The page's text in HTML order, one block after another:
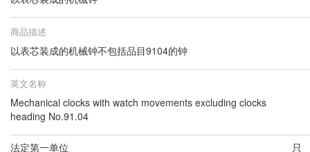
商品描述
以表芯装成的机械钟不包括品目9104的钟
英文名称
Mechanical clocks with watch movements excluding clocks
heading No.91.04
法定第一单位
只